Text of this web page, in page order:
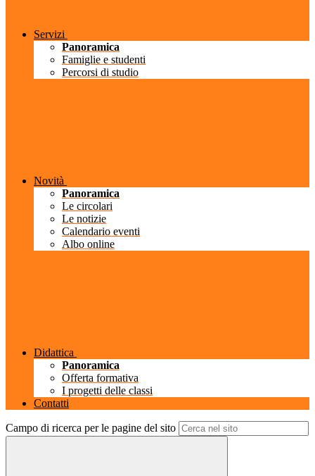
Servizi
Panoramica
Famiglie e studenti
Percorsi di studio
Novità
Panoramica
Le circolari
Le notizie
Calendario eventi
Albo online
Didattica
Panoramica
Offerta formativa
I progetti delle classi
Contatti
Campo di ricerca per le pagine del sito